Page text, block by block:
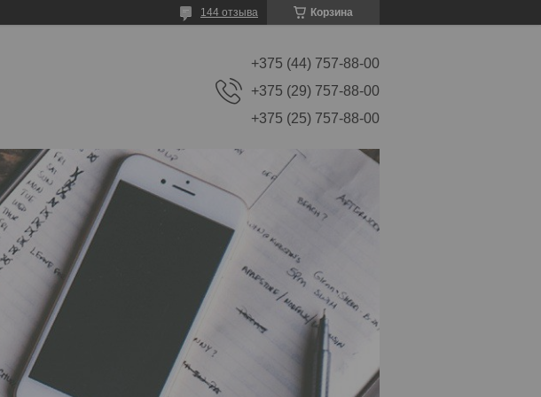
Корзина
144 отзыва
+375 (44) 757-88-00
+375 (29) 757-88-00
+375 (25) 757-88-00